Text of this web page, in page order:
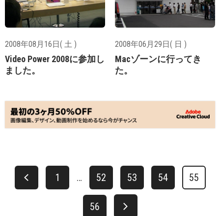
2008年08月16日( 土 )
Video Power 2008に参加し
ました。
2008年06月29日( 日 )
Macゾーンに行ってき
た。
1 … 52 53 54 55
56